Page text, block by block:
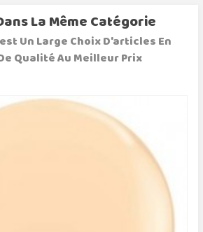
La Même Catégorie
Un Large Choix D'articles En
Qualité Au Meilleur Prix